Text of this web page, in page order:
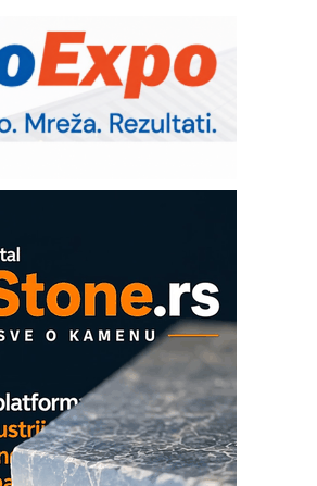
- više od 40 godina
u industriji
ADVANCED INDICATOR
signalizacija za efikasnije
mašinama
Management
podižu proizvodnju
različitih oblika
- Lim i mašine za savremena